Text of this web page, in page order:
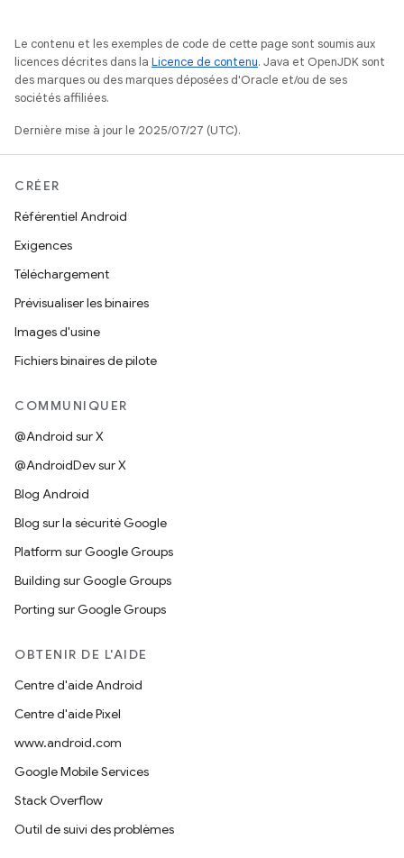
Le contenu et les exemples de code de cette page sont soumis aux
licences décrites dans la Licence de contenu. Java et OpenJDK sont
des marques ou des marques déposées d'Oracle et/ou de ses
sociétés affiliées.
Dernière mise à jour le 2025/07/27 (UTC).
CRÉER
Référentiel Android
Exigences
Téléchargement
Prévisualiser les binaires
Images d'usine
Fichiers binaires de pilote
COMMUNIQUER
@Android sur X
@AndroidDev sur X
Blog Android
Blog sur la sécurité Google
Platform sur Google Groups
Building sur Google Groups
Porting sur Google Groups
OBTENIR DE L'AIDE
Centre d'aide Android
Centre d'aide Pixel
www.android.com
Google Mobile Services
Stack Overflow
Outil de suivi des problèmes